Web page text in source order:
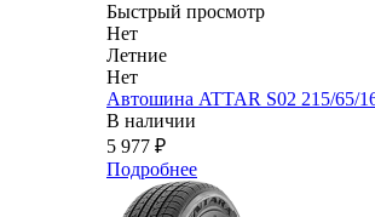
Быстрый просмотр
Нет
Летние
Нет
Автошина ATTAR S02 215/65/
В наличии
5 977 ₽
Подробнее